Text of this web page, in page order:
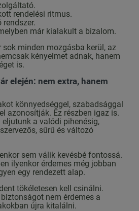
rendelési ritmus.
már kialakult a bizalom.
sok minden mozgásba kerül, az
kényelmet adnak, hanem
is.
elején: nem extra, hanem
könnyedséggel, szabadsággal
azonosítják. Ez részben igaz is.
eljutunk a valódi pihenésig,
sűrű és változó
sem válik kevésbé fontossá.
ilyenkor érdemes még jobban
egy rendezett alap.
tökéletesen kell csinálni.
nem érdemes a
újra kitalálni.